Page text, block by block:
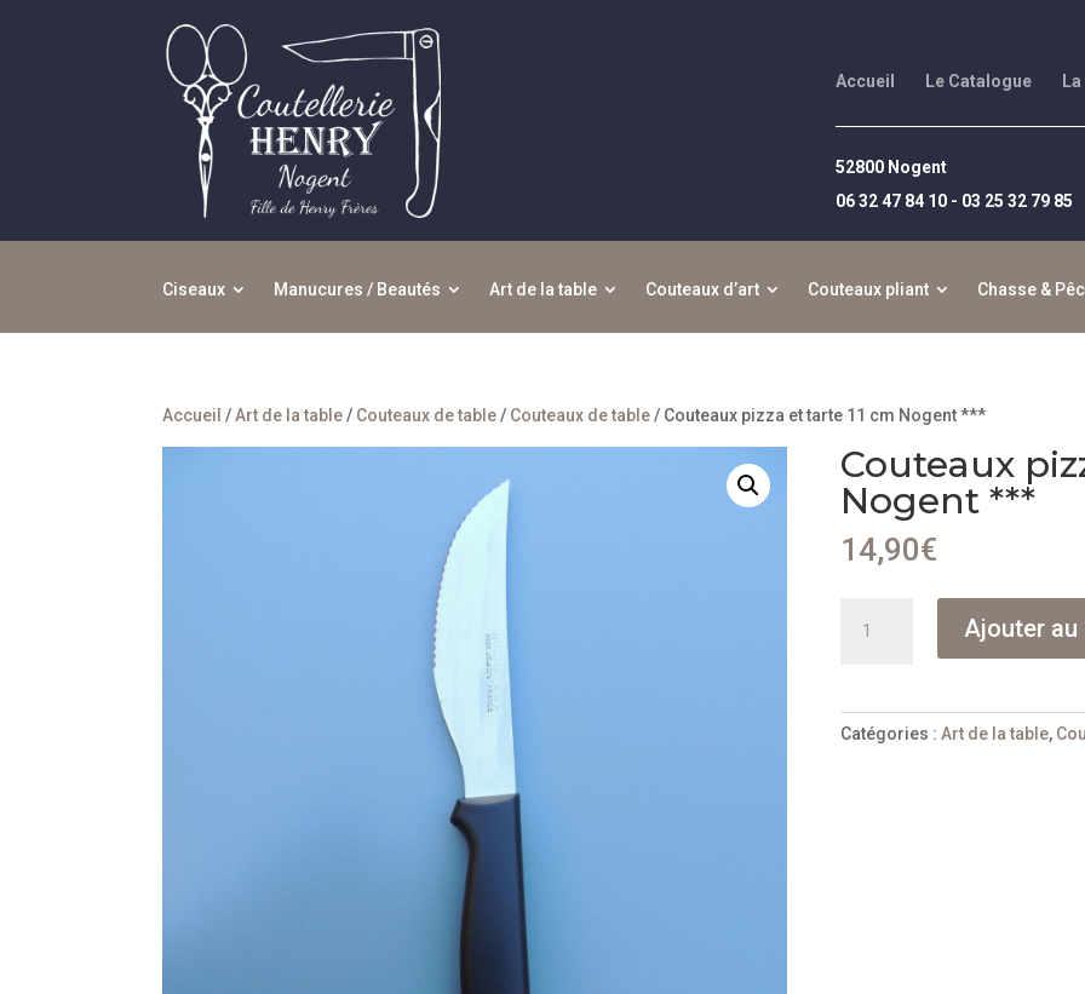
Accueil Le Catalogue
52800 Nogent
06 32 47 84 10 - 03 25 32 79 85
Ciseaux Manucures / Beautés Art de la table Couteaux d’art Couteaux pliant Chasse &
Accueil /Art de la table/ Couteaux de table/ Couteaux de table/ Couteaux pizza et tarte 11 cm Nogent ***
Couteaux
Nogent ***
14,90€
Ajouter au
Catégories : Art de la table,